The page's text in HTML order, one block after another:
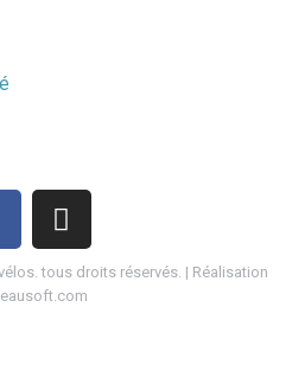
tous droits réservés. | Réalisation